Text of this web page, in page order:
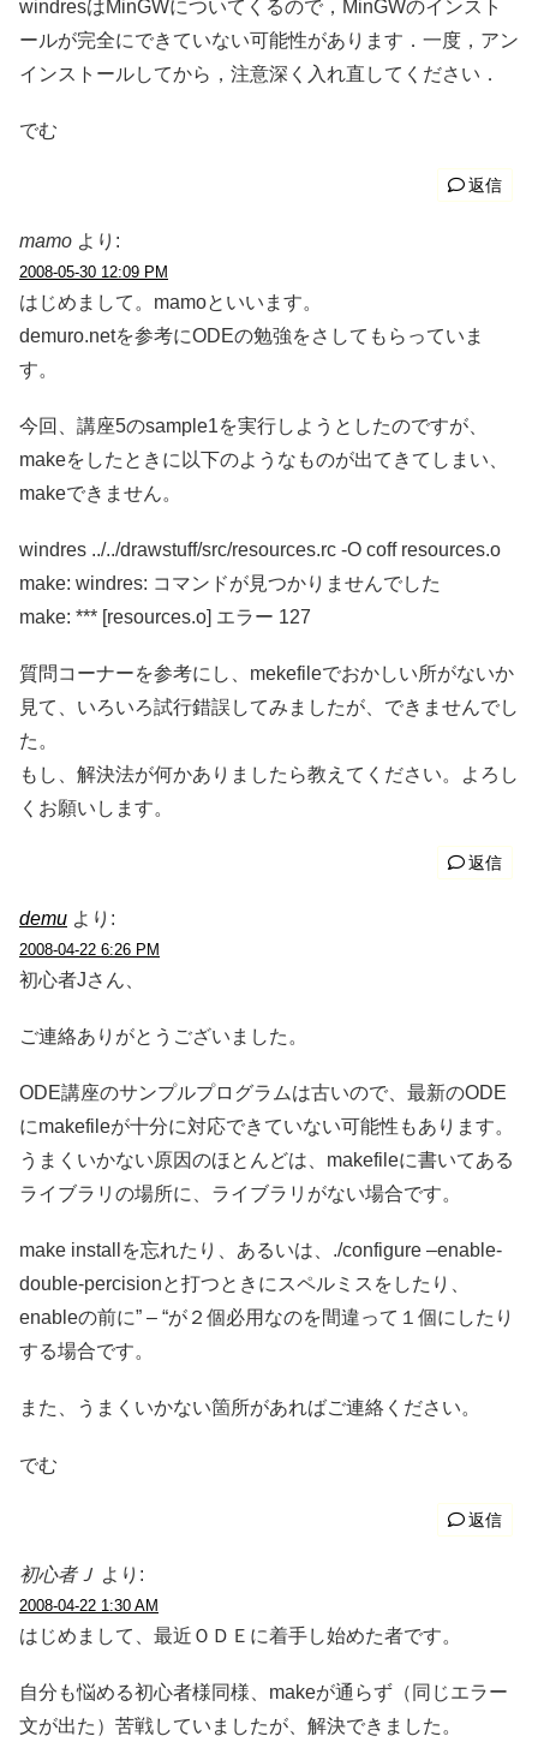
windresはMinGWについてくるので，MinGWのインスト
ールが完全にできていない可能性があります．一度，アン
インストールしてから，注意深く入れ直してください．
でむ
返信
mamo より:
2008-05-30 12:09 PM
はじめまして。mamoといいます。
demuro.netを参考にODEの勉強をさしてもらっていま
す。
今回、講座5のsample1を実行しようとしたのですが、
makeをしたときに以下のようなものが出てきてしまい、
makeできません。
windres ../../drawstuff/src/resources.rc -O coff resources.o
make: windres: コマンドが見つかりませんでした
make: *** [resources.o] エラー 127
質問コーナーを参考にし、mekefileでおかしい所がないか
見て、いろいろ試行錯誤してみましたが、できませんでし
た。
もし、解決法が何かありましたら教えてください。よろし
くお願いします。
返信
demu より:
2008-04-22 6:26 PM
初心者Jさん、
ご連絡ありがとうございました。
ODE講座のサンプルプログラムは古いので、最新のODE
にmakefileが十分に対応できていない可能性もあります。
うまくいかない原因のほとんどは、makefileに書いてある
ライブラリの場所に、ライブラリがない場合です。
make installを忘れたり、あるいは、./configure –enable-
double-percisionと打つときにスペルミスをしたり、
enableの前に” – “が２個必用なのを間違って１個にしたり
する場合です。
また、うまくいかない箇所があればご連絡ください。
でむ
返信
初心者Ｊ より:
2008-04-22 1:30 AM
はじめまして、最近ＯＤＥに着手し始めた者です。
自分も悩める初心者様同様、makeが通らず（同じエラー
文が出た）苦戦していましたが、解決できました。